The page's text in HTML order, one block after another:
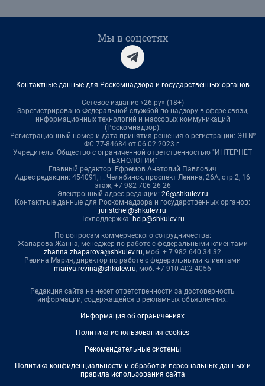
Мы в соцсетях
Контактные данные для Роскомнадзора и государственных органов
Сетевое издание «26.ру» (18+)
Зарегистрировано Федеральной службой по надзору в сфере связи,
информационных технологий и массовых коммуникаций
(Роскомнадзор).
Регистрационный номер и дата принятия решения о регистрации: ЭЛ №
ФС 77-84684 от 06.02.2023 г.
Учредитель: Общество с ограниченной ответственностью "ИНТЕРНЕТ
ТЕХНОЛОГИИ"
Главный редактор: Ефремов Анатолий Павлович
Адрес редакции: 454091, г. Челябинск, проспект Ленина, 26А, стр.2, 16
этаж, +7-982-706-26-26
Электронный адрес редакции: 26@shkulev.ru
Контактные данные для Роскомнадзора и государственных органов:
juristchel@shkulev.ru
Техподдержка: help@shkulev.ru
По вопросам коммерческого сотрудничества:
Жапарова Жанна, менеджер по работе с федеральными клиентами
zhanna.zhaparova@shkulev.ru, моб. + 7 982 640 34 32
Ревина Мария, директор по работе с федеральными клиентами
mariya.revina@shkulev.ru, моб. +7 910 402 4056
Редакция сайта не несет ответственности за достоверность
информации, содержащейся в рекламных объявлениях.
Информация об ограничениях
Политика использования cookies
Рекомендательные системы
Политика конфиденциальности и обработки персональных данных и
правила использования сайта